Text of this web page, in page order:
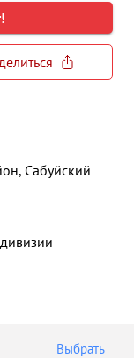
Сабуйский
Выбрать